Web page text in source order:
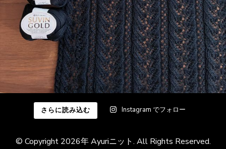
さらに読み込む Instagram でフォロー
© Copyright 2026年Ayuriニット. All Rights Reserved.